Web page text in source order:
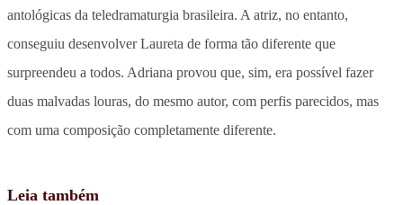
antológicas da teledramaturgia brasileira. A atriz, no entanto,
conseguiu desenvolver Laureta de forma tão diferente que
surpreendeu a todos. Adriana provou que, sim, era possível fazer
duas malvadas louras, do mesmo autor, com perfis parecidos, mas
com uma composição completamente diferente.
Leia também